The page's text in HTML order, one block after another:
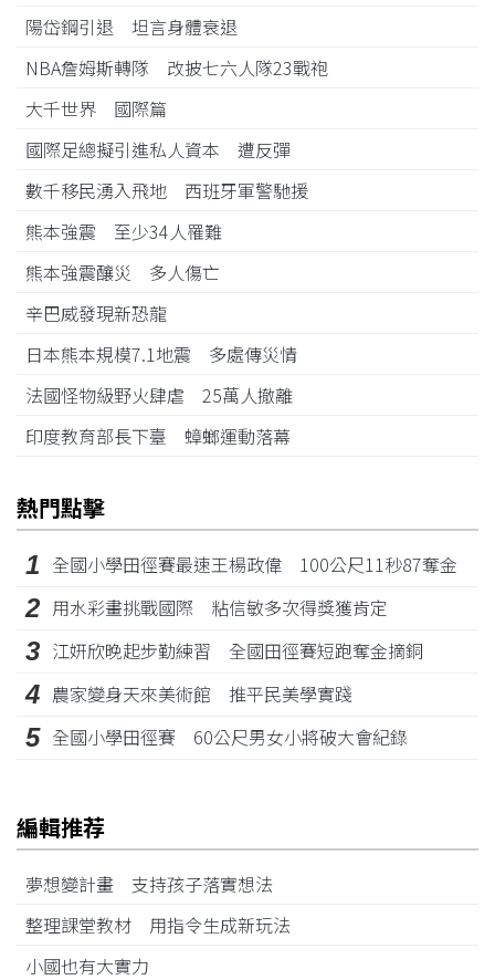
陽岱鋼引退 坦言身體衰退
NBA詹姆斯轉隊 改披七六人隊23戰袍
大千世界 國際篇
國際足總擬引進私人資本 遭反彈
數千移民湧入飛地 西班牙軍警馳援
熊本強震 至少34人罹難
熊本強震釀災 多人傷亡
辛巴威發現新恐龍
日本熊本規模7.1地震 多處傳災情
法國怪物級野火肆虐 25萬人撤離
印度教育部長下臺 蟑螂運動落幕
熱門點擊
1 全國小學田徑賽最速王楊政偉 100公尺11秒87奪金
2 用水彩畫挑戰國際 粘信敏多次得獎獲肯定
3 江姸欣晚起步勤練習 全國田徑賽短跑奪金摘銅
4 農家變身天來美術館 推平民美學實踐
5 全國小學田徑賽 60公尺男女小將破大會紀錄
編輯推荐
夢想變計畫 支持孩子落實想法
整理課堂教材 用指令生成新玩法
小國也有大實力